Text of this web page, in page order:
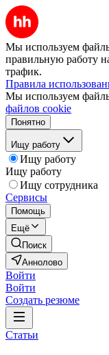
Мы используем
правильную работу
трафик.
Правила
Мы используем
файлов cookie
Понятно
Ищу работу
Ищу работу
Ищу работу
Ищу сотрудника
Сервисы
Помощь
Ещё
Поиск
Аннолово
Войти
Войти
Создать резюме
Статьи